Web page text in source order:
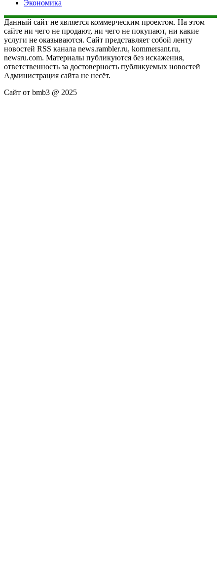
Экономика
Данный сайт не является коммерческим проектом. На этом
сайте ни чего не продают, ни чего не покупают, ни какие
услуги не оказываются. Сайт представляет собой ленту
новостей RSS канала news.rambler.ru, kommersant.ru,
newsru.com. Материалы публикуются без искажения,
ответственность за достоверность публикуемых новостей
Администрация сайта не несёт.
Сайт от bmb3 @ 2025